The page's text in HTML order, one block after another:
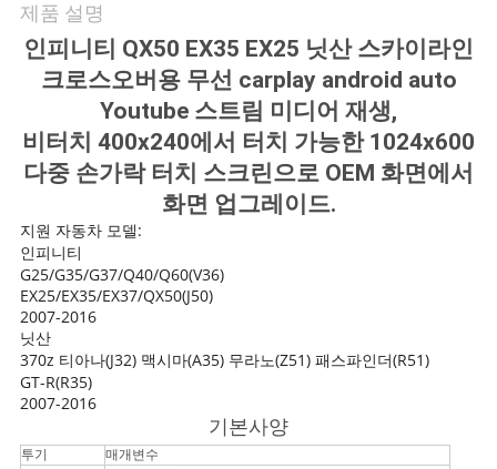
뉴
스
경
우
사
이
트
맵
제품 설명
인피니티 QX50 EX35 EX25 닛산 스카이라인
크로스오버용 무선 carplay android auto
Youtube 스트림 미디어 재생,
비터치 400x240에서 터치 가능한 1024x600
다중 손가락 터치 스크린으로 OEM 화면에서
화면 업그레이드.
지원 자동차 모델:
인피니티
G25/G35/G37/Q40/Q60(V36)
EX25/EX35/EX37/QX50(J50)
2007-2016
닛산
370z 티아나(J32) 맥시마(A35) 무라노(Z51) 패스파인더(R51)
GT-R(R35)
2007-2016
기본사양
투기
매개변수